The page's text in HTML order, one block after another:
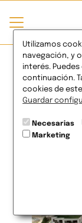
de la
Utilizamos
navegación, y
interés.
continuación.
cookies de
Guardar
Necesarias
Marketing